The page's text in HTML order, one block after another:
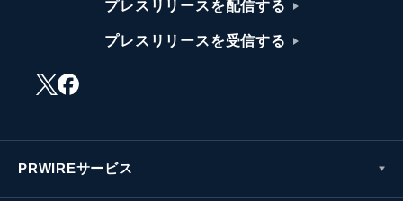
プレスリリースを配信する
プレスリリースを受信する
PRWIREサービス